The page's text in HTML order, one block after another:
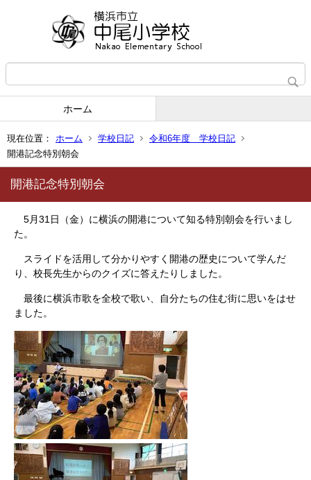
ホーム
現在位置： ホーム 学校日記
令和6年度 学校日記
開港記念特別朝会
開港記念特別朝会
5月31日（金）に横浜の開港について知る特別朝会を行いまし
た。
スライドを活用して分かりやすく開港の歴史について学んだ
り、校長先生からのクイズに答えたりしました。
最後に横浜市歌を全校で歌い、自分たちの住む街に思いをはせ
ました。